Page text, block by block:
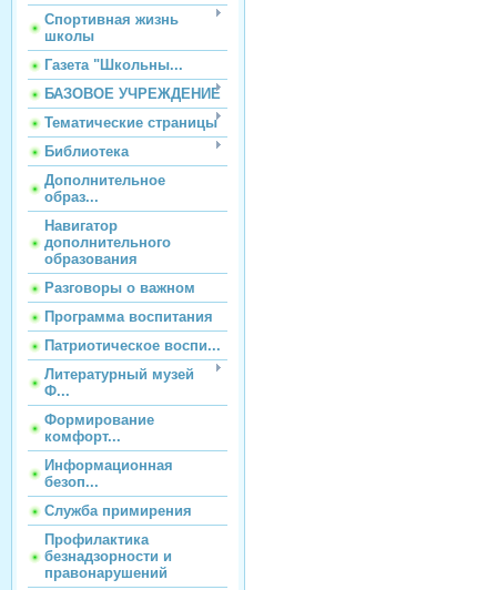
Спортивная жизнь
школы
Газета "Школьны...
БАЗОВОЕ УЧРЕЖДЕНИЕ
Тематические страницы
Библиотека
Дополнительное
образ...
Навигатор
дополнительного
образования
Разговоры о важном
Программа воспитания
Патриотическое воспи...
Литературный музей
Ф...
Формирование
комфорт...
Информационная
безоп...
Служба примирения
Профилактика
безнадзорности и
правонарушений